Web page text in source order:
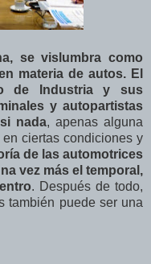
se vislumbra como
materia de autos. El
de Industria y sus
y autopartistas
nada, apenas alguna
ciertas condiciones y
de las automotrices
vez más el temporal,
. Después de todo,
también puede ser una